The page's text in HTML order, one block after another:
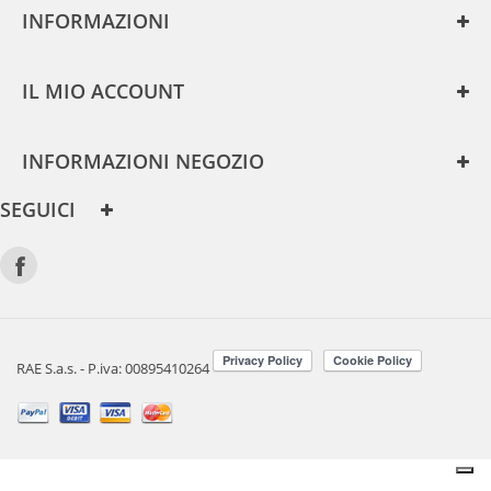
INFORMAZIONI
IL MIO ACCOUNT
INFORMAZIONI NEGOZIO
SEGUICI
RAE S.a.s. - P.iva: 00895410264